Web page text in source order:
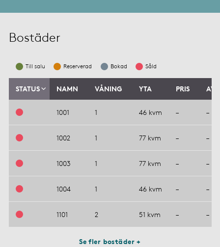
Bostäder
Till salu Reserverad Bokad Såld
STATUS NAMN VÅNING YTA PRIS
1001 1 46 kvm – –
1002 1 77 kvm – –
1003 1 77 kvm – –
1004 1 46 kvm – –
1101 2 51 kvm – –
Se fler bostäder +